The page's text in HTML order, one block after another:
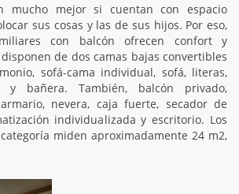
mucho mejor si cuentan con espacio
sus cosas y las de sus hijos. Por eso,
con balcón ofrecen confort y
de dos camas bajas convertibles
sofá-cama individual, sofá, literas,
bañera. También, balcón privado,
nevera, caja fuerte, secador de
individualizada y escritorio. Los
miden aproximadamente 24 m2,